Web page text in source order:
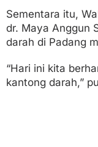
Sementara itu,
dr. Maya Anggun
darah di Padang
“Hari ini kita
kantong darah,”